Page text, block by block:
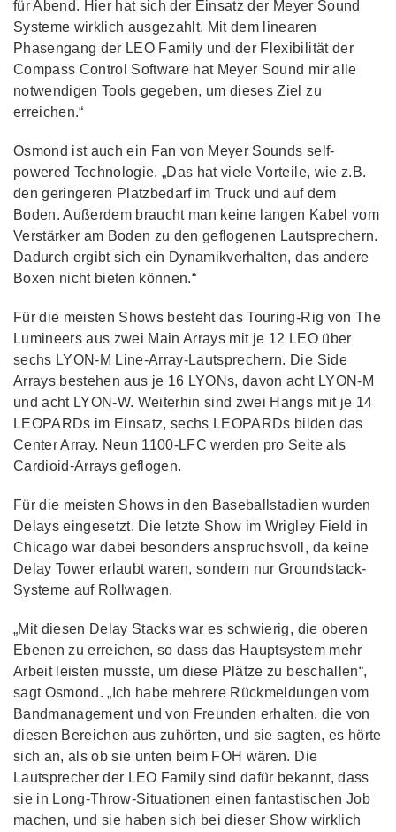
für Abend. Hier hat sich der Einsatz der Meyer Sound
Systeme wirklich ausgezahlt. Mit dem linearen
Phasengang der LEO Family und der Flexibilität der
Compass Control Software hat Meyer Sound mir alle
notwendigen Tools gegeben, um dieses Ziel zu
erreichen.“
Osmond ist auch ein Fan von Meyer Sounds self-
powered Technologie. „Das hat viele Vorteile, wie z.B.
den geringeren Platzbedarf im Truck und auf dem
Boden. Außerdem braucht man keine langen Kabel vom
Verstärker am Boden zu den geflogenen Lautsprechern.
Dadurch ergibt sich ein Dynamikverhalten, das andere
Boxen nicht bieten können.“
Für die meisten Shows besteht das Touring-Rig von The
Lumineers aus zwei Main Arrays mit je 12 LEO über
sechs LYON-M Line-Array-Lautsprechern. Die Side
Arrays bestehen aus je 16 LYONs, davon acht LYON-M
und acht LYON-W. Weiterhin sind zwei Hangs mit je 14
LEOPARDs im Einsatz, sechs LEOPARDs bilden das
Center Array. Neun 1100-LFC werden pro Seite als
Cardioid-Arrays geflogen.
Für die meisten Shows in den Baseballstadien wurden
Delays eingesetzt. Die letzte Show im Wrigley Field in
Chicago war dabei besonders anspruchsvoll, da keine
Delay Tower erlaubt waren, sondern nur Groundstack-
Systeme auf Rollwagen.
„Mit diesen Delay Stacks war es schwierig, die oberen
Ebenen zu erreichen, so dass das Hauptsystem mehr
Arbeit leisten musste, um diese Plätze zu beschallen“,
sagt Osmond. „Ich habe mehrere Rückmeldungen vom
Bandmanagement und von Freunden erhalten, die von
diesen Bereichen aus zuhörten, und sie sagten, es hörte
sich an, als ob sie unten beim FOH wären. Die
Lautsprecher der LEO Family sind dafür bekannt, dass
sie in Long-Throw-Situationen einen fantastischen Job
machen, und sie haben sich bei dieser Show wirklich